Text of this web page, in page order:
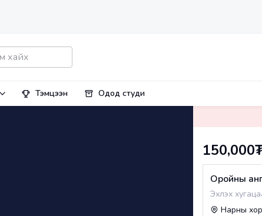
Тэмцээн Одод студи
Оройны
Эхлэх
Нарны